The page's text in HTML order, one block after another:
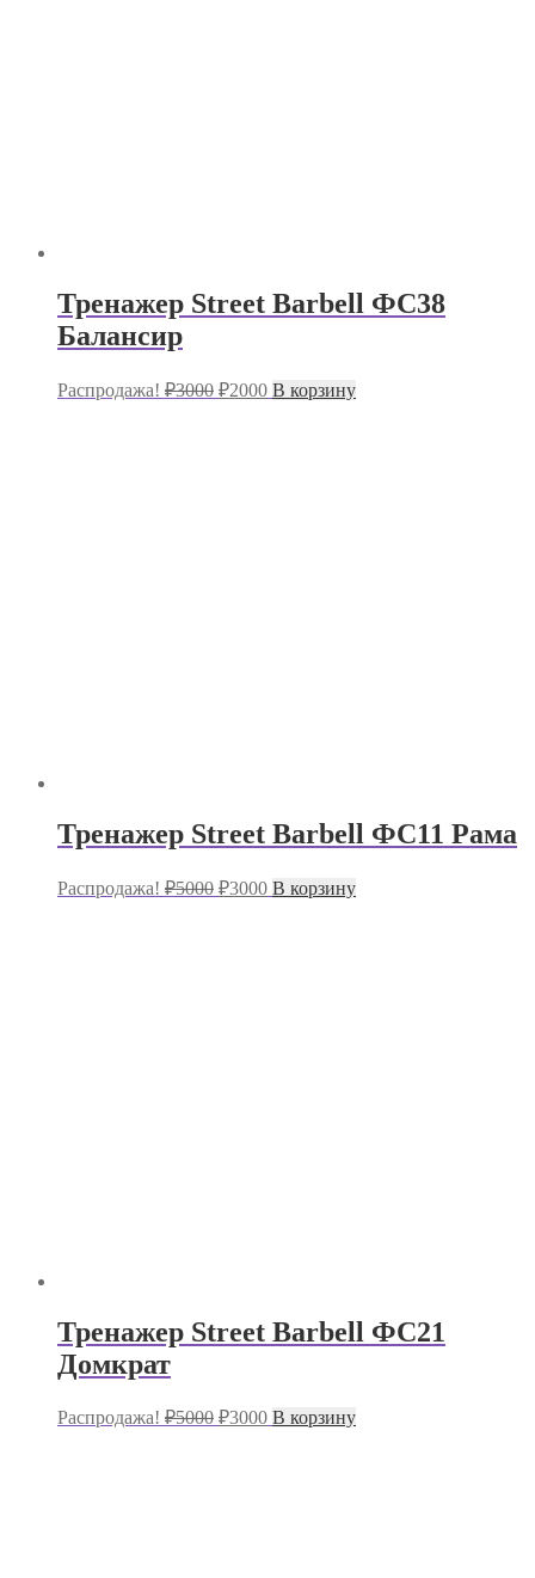
Тренажер Street Barbell ФС38
Балансир
Распродажа! ₽3000 Первоначальная
₽2000Текущая
цена:
В корзину
Тренажер Street Barbell ФС11 Рама
Распродажа! ₽5000 Первоначальная
₽3000Текущая
цена:
В корзину
Тренажер Street Barbell ФС21
Домкрат
Распродажа! ₽5000 Первоначальная
₽3000Текущая
цена:
В корзину